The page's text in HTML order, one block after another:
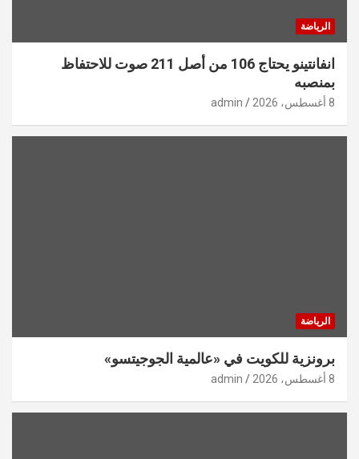
الرياضة
انفانتينو يحتاج 106 من أصل 211 صوت للاحتفاظ
بمنصبه
8 أغسطس، 2026 admin
الرياضة
برونزية للكويت في «عالمية الجوجيتسو»
8 أغسطس، 2026 admin